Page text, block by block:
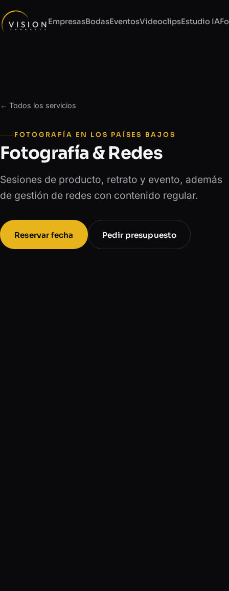
EmpresasBodasEventosVideoclipsEstudio IA
← Todos los servicios
FOTOGRAFÍA EN LOS PAÍSES BAJOS
Fotografía & Redes
Sesiones de producto, retrato y evento, además
de gestión de redes con contenido regular.
Reservar fecha Pedir presupuesto